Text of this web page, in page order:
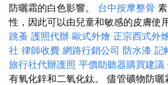
防曬霜的白色影響。 台中按摩整骨
性，因此可以由兒童和敏感的皮膚使
跳蚤 護照代辦 歐式外燴 正宗西式外
社 律師收費 網路行銷公司 防水漆 記
旅行社代辦護照 平價助聽器購買建議
有氧化鋅和二氧化鈦。 儘管礦物防曬